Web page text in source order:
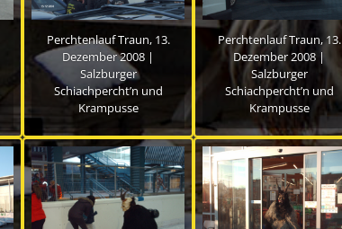
Perchtenlauf Traun, 13.
Dezember 2008 |
Salzburger
Schiachpercht’n und
Krampusse
Perchtenlauf Traun, 13.
Dezember 2008 |
Salzburger
Schiachpercht’n und
Krampusse